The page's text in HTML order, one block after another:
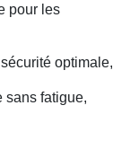
pour les
optimale,
sans fatigue,